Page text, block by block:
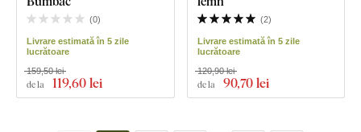
(0)
Livrare estimată în 5 zile
lucrătoare
de la 119,60 lei
159,50 lei
(2)
Livrare estimată în 5 zile
lucrătoare
de la 90,70 lei
120,90 lei